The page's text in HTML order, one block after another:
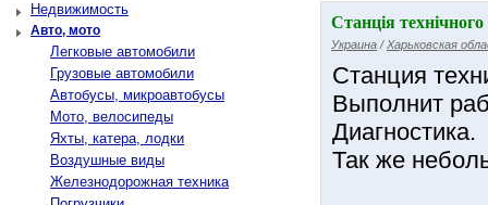
Недвижимость
Авто, мото
Легковые автомобили
Грузовые автомобили
Автобусы, микроавтобусы
Мото, велосипеды
Яхты, катера, лодки
Воздушные виды
Железнодорожная техника
Станція
Украина / Харьковская
Станция
Выполнит
Диагностика.
Так же